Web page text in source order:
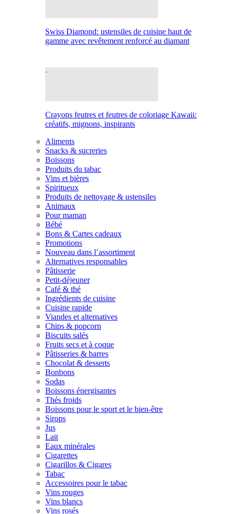
Swiss Diamond: ustensiles de cuisine haut de
gamme avec revêtement renforcé au diamant
Crayons feutres et feutres de coloriage Kawaii:
créatifs, mignons, inspirants
Aliments
Snacks & sucreries
Boissons
Produits du tabac
Vins et bières
Spiritueux
Produits de nettoyage & ustensiles
Animaux
Pour maman
Bébé
Bons & Cartes cadeaux
Promotions
Nouveau dans l’assortiment
Alternatives responsables
Pâtisserie
Petit-déjeuner
Café & thé
Ingrédients de cuisine
Cuisine rapide
Viandes et alternatives
Chips & popcorn
Biscuits salés
Fruits secs et à coque
Pâtisseries & barres
Chocolat & desserts
Bonbons
Sodas
Boissons énergisantes
Thés froids
Boissons pour le sport et le bien-être
Sirops
Jus
Lait
Eaux minérales
Cigarettes
Cigarillos & Cigares
Tabac
Accessoires pour le tabac
Vins rouges
Vins blancs
Vins rosés